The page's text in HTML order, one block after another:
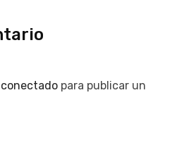
conectado para publicar un